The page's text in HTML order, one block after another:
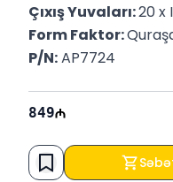
Çıxış Yuvaları: 20 x
Form Faktor:
P/N: AP7724
849